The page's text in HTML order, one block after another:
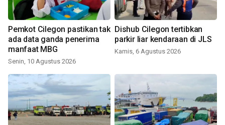
Pemkot Cilegon pastikan tak
ada data ganda penerima
manfaat MBG
Senin, 10 Agustus 2026
Dishub Cilegon tertibkan
parkir liar kendaraan di JLS
Kamis, 6 Agustus 2026